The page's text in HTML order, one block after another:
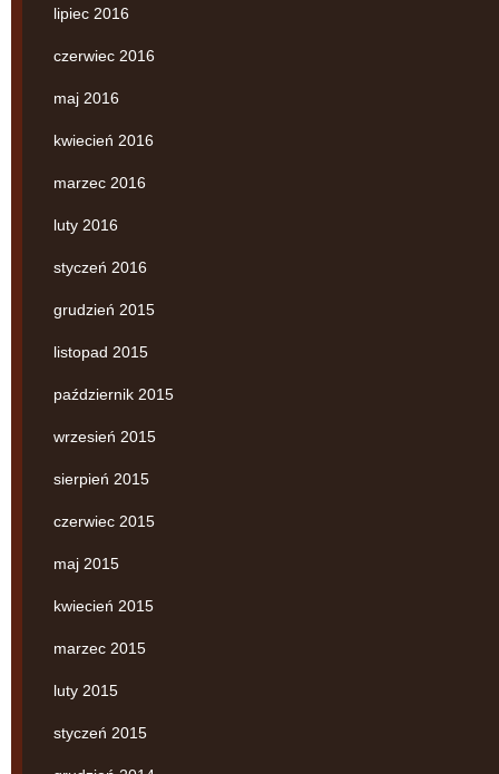
lipiec 2016
czerwiec 2016
maj 2016
kwiecień 2016
marzec 2016
luty 2016
styczeń 2016
grudzień 2015
listopad 2015
październik 2015
wrzesień 2015
sierpień 2015
czerwiec 2015
maj 2015
kwiecień 2015
marzec 2015
luty 2015
styczeń 2015